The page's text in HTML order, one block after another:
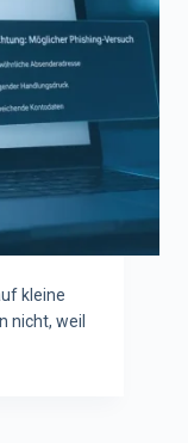
kleine
nicht, weil